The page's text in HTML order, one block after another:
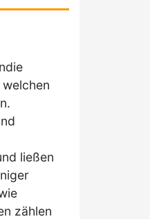
ließen
zählen